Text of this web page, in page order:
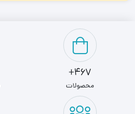
467+
محصولات